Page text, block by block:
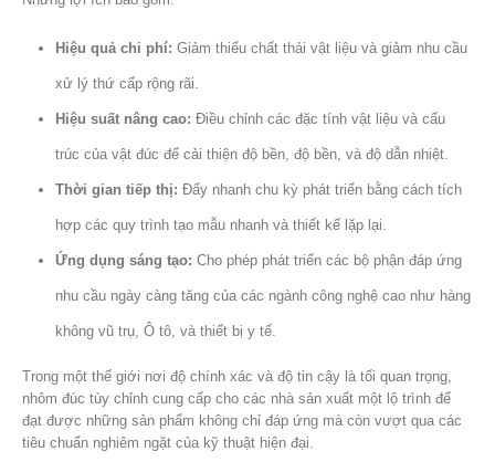
Hiệu quả chi phí: Giảm thiểu chất thải vật liệu và giảm nhu cầu
xử lý thứ cấp rộng rãi.
Hiệu suất nâng cao: Điều chỉnh các đặc tính vật liệu và cấu
trúc của vật đúc để cải thiện độ bền, độ bền, và độ dẫn nhiệt.
Thời gian tiếp thị: Đẩy nhanh chu kỳ phát triển bằng cách tích
hợp các quy trình tạo mẫu nhanh và thiết kế lặp lại.
Ứng dụng sáng tạo: Cho phép phát triển các bộ phận đáp ứng
nhu cầu ngày càng tăng của các ngành công nghệ cao như hàng
không vũ trụ, Ô tô, và thiết bị y tế.
Trong một thế giới nơi độ chính xác và độ tin cậy là tối quan trọng,
nhôm đúc tùy chỉnh cung cấp cho các nhà sản xuất một lộ trình để
đạt được những sản phẩm không chỉ đáp ứng mà còn vượt qua các
tiêu chuẩn nghiêm ngặt của kỹ thuật hiện đại.